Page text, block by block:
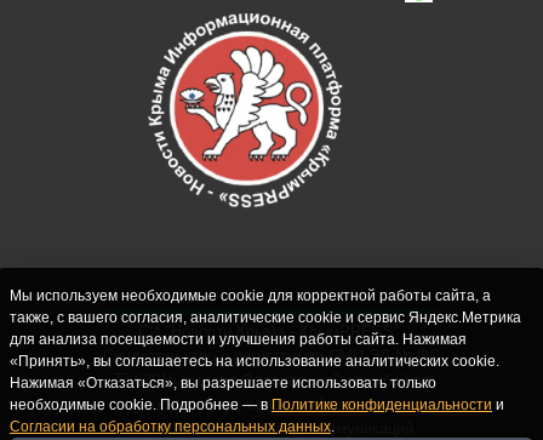
СИ "Новости Крыма - КрымPRESS".
Свидетельство о регистрации СМИ ЭЛ № ФС
77-62916 выдано Федеральной службой по
надзору в сфере связи, информационных
технологий и массовых коммуникаций
Мы используем необходимые cookie для корректной работы сайта, а
также, с вашего согласия, аналитические cookie и сервис Яндекс.Метрика
для анализа посещаемости и улучшения работы сайта. Нажимая
«Принять», вы соглашаетесь на использование аналитических cookie.
Нажимая «Отказаться», вы разрешаете использовать только
необходимые cookie. Подробнее — в Политике конфиденциальности и
Согласии на обработку персональных данных.